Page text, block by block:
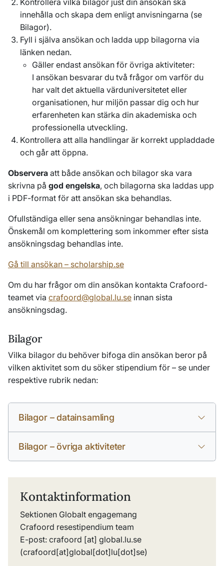
Kontrollera vilka bilagor just din ansökan ska
innehålla och skapa dem enligt anvisningarna (se
Bilagor).
Fyll i själva ansökan och ladda upp bilagorna via
länken nedan.
Gäller endast ansökan för övriga aktiviteter:
I ansökan besvarar du två frågor om varför du
har valt det aktuella värduniversitetet eller
organisationen, hur miljön passar dig och hur
erfarenheten kan stärka din akademiska och
professionella utveckling.
Kontrollera att alla handlingar är korrekt uppladdade
och går att öppna.
Observera att både ansökan och bilagor ska vara
skrivna på god engelska, och bilagorna ska laddas upp
i PDF-format för att ansökan ska behandlas.
Ofullständiga eller sena ansökningar behandlas inte.
Önskemål om komplettering som inkommer efter sista
ansökningsdag behandlas inte.
Gå till ansökan – scholarship.se
Om du har frågor om din ansökan kontakta Crafoord-
teamet via crafoord@global.lu.se innan sista
ansökningsdag.
Bilagor
Vilka bilagor du behöver bifoga din ansökan beror på
vilken aktivitet som du söker stipendium för – se under
respektive rubrik nedan:
Bilagor – datainsamling
Bilagor – övriga aktiviteter
Kontaktinformation
Sektionen Globalt engagemang
Crafoord resestipendium team
E-post: crafoord [at] global.lu.se
(crafoord[at]global[dot]lu[dot]se)